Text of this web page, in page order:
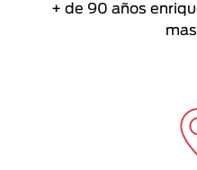
+ de 90 años